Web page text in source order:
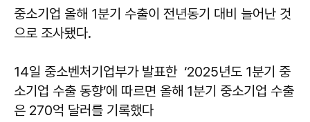
중소기업 올해 1분기 수출이 전년동기 대비 늘어난 것
으로 조사됐다.
14일 중소벤처기업부가 발표한 ‘2025년도 1분기 중
소기업 수출 동향’에 따르면 올해 1분기 중소기업 수출
은 270억 달러를 기록했다